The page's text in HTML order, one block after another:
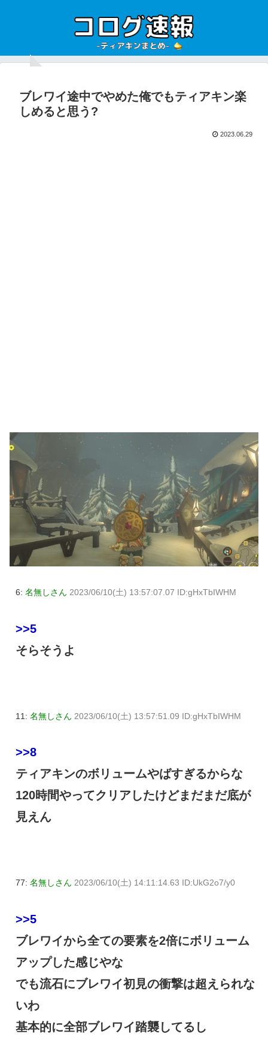
ブレワイ途中でやめた俺でもティアキン楽
しめると思う?
2023.06.29
6: 名無しさん 2023/06/10(土) 13:57:07.07 ID:gHxTbIWHM
>>5
そらそうよ
11: 名無しさん 2023/06/10(土) 13:57:51.09 ID:gHxTbIWHM
>>8
ティアキンのボリュームやばすぎるからな
120時間やってクリアしたけどまだまだ底が
見えん
77: 名無しさん 2023/06/10(土) 14:11:14.63 ID:UkG2o7/y0
>>5
ブレワイから全ての要素を2倍にボリューム
アップした感じやな
でも流石にブレワイ初見の衝撃は超えられな
いわ
基本的に全部ブレワイ踏襲してるし